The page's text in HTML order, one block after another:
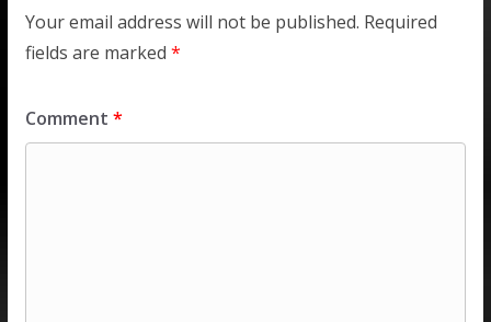
Your email address will not be published. Required
fields are marked *
Comment *